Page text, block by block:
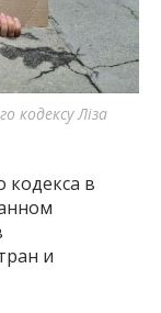
кодексу Ліза
кодекса в
и